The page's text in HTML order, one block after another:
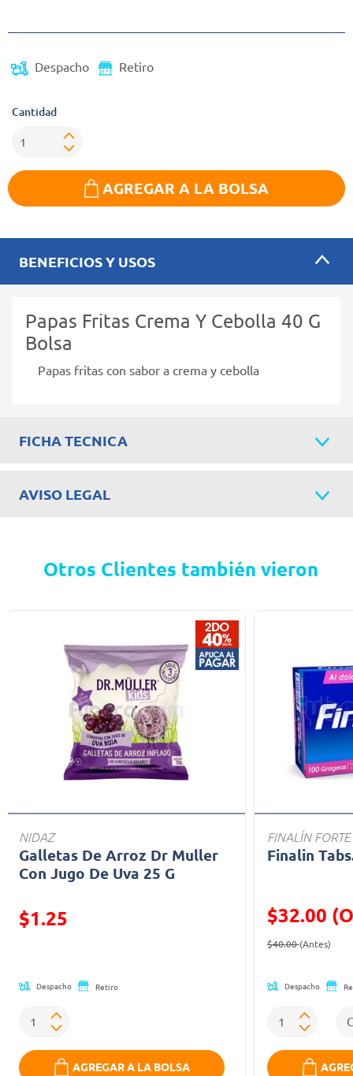
Despacho Retiro
Cantidad
AGREGAR A LA BOLSA
BENEFICIOS Y USOS
Papas Fritas Crema Y Cebolla 40 G
Bolsa
Papas fritas con sabor a crema y cebolla
FICHA TECNICA
AVISO LEGAL
Otros Clientes también vieron
NIDAZ
Galletas De Arroz Dr Muller
Con Jugo De Uva 25 G
Precio reducido de
$1.25
Despacho Retiro
AGREGAR A LA BOLSA
FINALÍN FORTE
Finalin
$32.00
Precio
$40.00(Antes)
Despacho